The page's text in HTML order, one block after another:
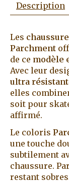
Description
Les
Parchment
de ce modèle
Avec leur
ultra
elles
soit pour
affirmé.
Le coloris
une touche
subtilement
chaussure.
restant